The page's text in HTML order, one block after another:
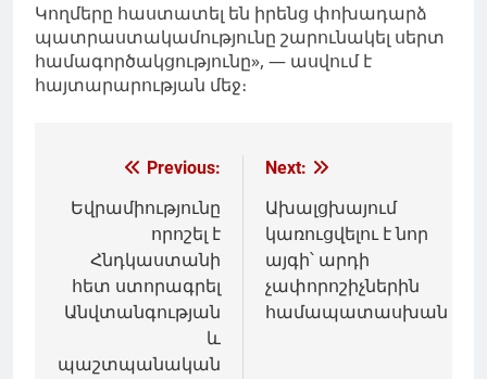
Կողմերը հաստատել են իրենց փոխադարձ
պատրաստակամությունը շարունակել սերտ
համագործակցությունը», — ասվում է
հայտարարության մեջ։
Գրառումների
նավարկումը
Previous:
Եվրամիությունը
որոշել է
Հնդկաստանի
հետ ստորագրել
Անվտանգության
և
պաշտպանական
Next:
Ախալցխայում
կառուցվելու է նոր
այգի՝ արդի
չափորոշիչներին
համապատասխան